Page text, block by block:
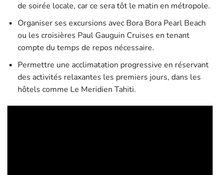
de soirée locale, car ce sera tôt le matin en métropole.
Organiser ses excursions avec Bora Bora Pearl Beach
ou les croisières Paul Gauguin Cruises en tenant
compte du temps de repos nécessaire.
Permettre une acclimatation progressive en réservant
des activités relaxantes les premiers jours, dans les
hôtels comme Le Meridien Tahiti.